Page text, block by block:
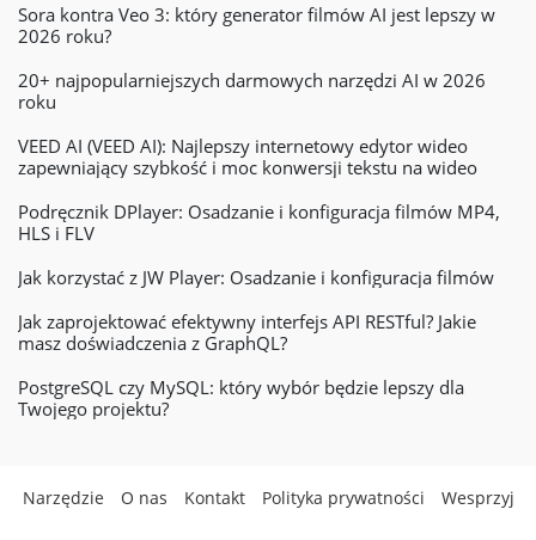
Sora kontra Veo 3: który generator filmów AI jest lepszy w
2026 roku?
20+ najpopularniejszych darmowych narzędzi AI w 2026
roku
VEED AI (VEED AI): Najlepszy internetowy edytor wideo
zapewniający szybkość i moc konwersji tekstu na wideo
Podręcznik DPlayer: Osadzanie i konfiguracja filmów MP4,
HLS i FLV
Jak korzystać z JW Player: Osadzanie i konfiguracja filmów
Jak zaprojektować efektywny interfejs API RESTful? Jakie
masz doświadczenia z GraphQL?
PostgreSQL czy MySQL: który wybór będzie lepszy dla
Twojego projektu?
Narzędzie O nas Kontakt Polityka prywatności Wesprzyj